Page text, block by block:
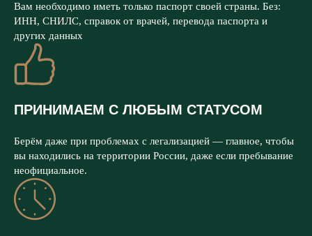
Вам необходимо иметь только паспорт своей страны. Без:
ИНН, СНИЛС, справок от врачей, перевода паспорта и
других данных
ПРИНИМАЕМ С ЛЮБЫМ СТАТУСОМ
Берём даже при проблемах с легализацией — главное, чтобы
вы находились на территории России, даже если пребывание
неофициальное.